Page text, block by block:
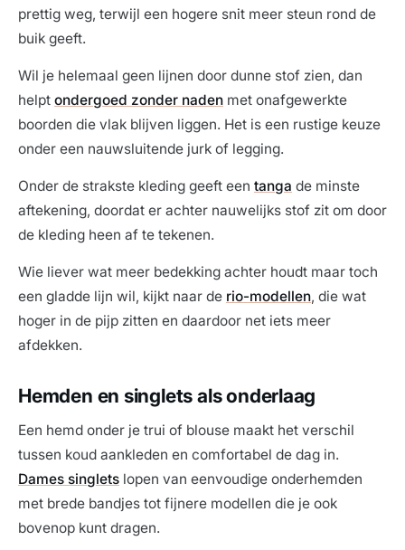
prettig weg, terwijl een hogere snit meer steun rond de
buik geeft.
Wil je helemaal geen lijnen door dunne stof zien, dan
helpt ondergoed zonder naden met onafgewerkte
boorden die vlak blijven liggen. Het is een rustige keuze
onder een nauwsluitende jurk of legging.
Onder de strakste kleding geeft een tanga de minste
aftekening, doordat er achter nauwelijks stof zit om door
de kleding heen af te tekenen.
Wie liever wat meer bedekking achter houdt maar toch
een gladde lijn wil, kijkt naar de rio-modellen, die wat
hoger in de pijp zitten en daardoor net iets meer
afdekken.
Hemden en singlets als onderlaag
Een hemd onder je trui of blouse maakt het verschil
tussen koud aankleden en comfortabel de dag in.
Dames singlets lopen van eenvoudige onderhemden
met brede bandjes tot fijnere modellen die je ook
bovenop kunt dragen.